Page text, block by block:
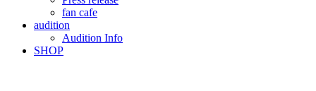
fan cafe
audition
Audition Info
SHOP